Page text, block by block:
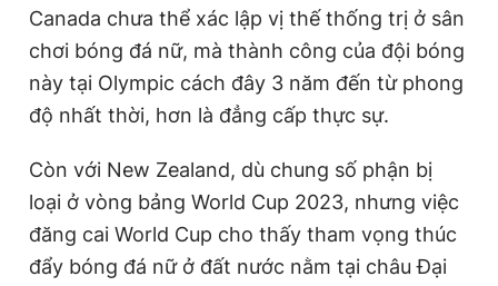
Canada chưa thể xác lập vị thế thống trị ở sân
chơi bóng đá nữ, mà thành công của đội bóng
này tại Olympic cách đây 3 năm đến từ phong
độ nhất thời, hơn là đẳng cấp thực sự.
Còn với New Zealand, dù chung số phận bị
loại ở vòng bảng World Cup 2023, nhưng việc
đăng cai World Cup cho thấy tham vọng thúc
đẩy bóng đá nữ ở đất nước nằm tại châu Đại